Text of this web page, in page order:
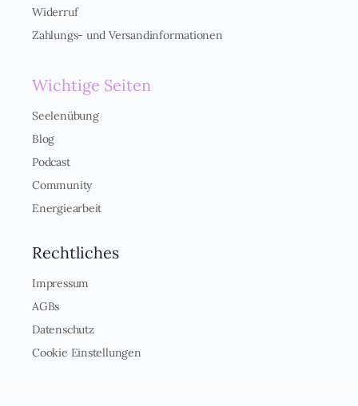
d
n
*
Widerruf
Zahlungs- und Versandinformationen
Wichtige Seiten
Seelenübung
Blog
Podcast
Community
Energiearbeit
Rechtliches
Impressum
AGBs
Datenschutz
Cookie Einstellungen